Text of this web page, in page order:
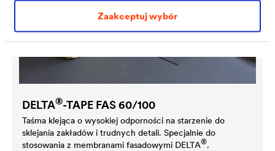
Zaakceptuj wybór
DELTA®-TAPE FAS 60/100
Taśma klejąca o wysokiej odporności na starzenie do
sklejania zakładów i trudnych detali. Specjalnie do
stosowania z membranami fasadowymi DELTA®.